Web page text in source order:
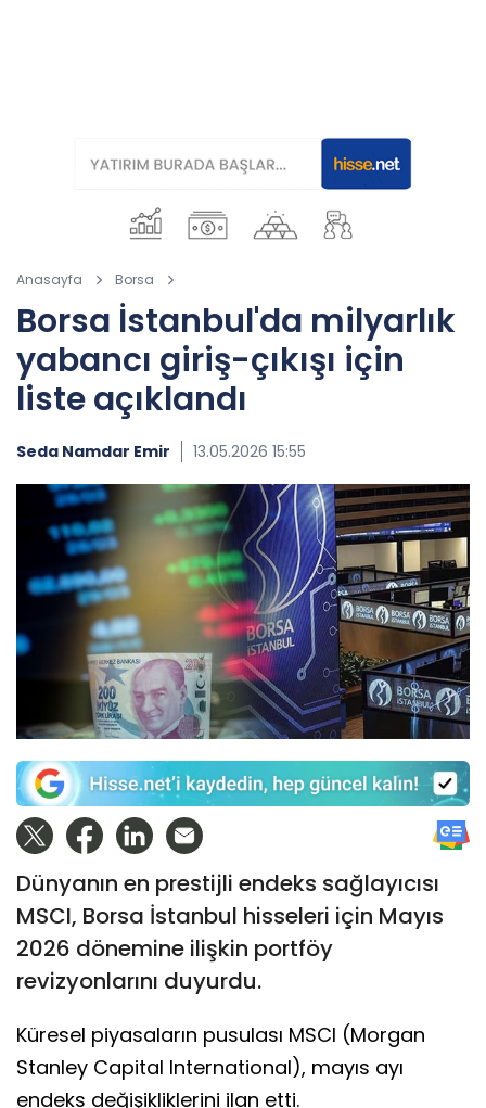
Anasayfa Borsa
Borsa İstanbul'da milyarlık
yabancı giriş-çıkışı için
liste açıklandı
Seda Namdar Emir 13.05.2026 15:55
Dünyanın en prestijli endeks sağlayıcısı
MSCI, Borsa İstanbul hisseleri için Mayıs
2026 dönemine ilişkin portföy
revizyonlarını duyurdu.
Küresel piyasaların pusulası MSCI (Morgan
Stanley Capital International), mayıs ayı
endeks değişikliklerini ilan etti.